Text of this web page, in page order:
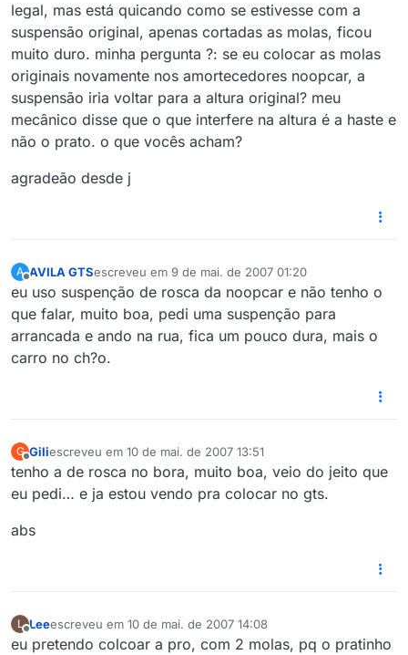
legal, mas está quicando como se estivesse com a
suspensão original, apenas cortadas as molas, ficou
muito duro. minha pergunta ?: se eu colocar as molas
originais novamente nos amortecedores noopcar, a
suspensão iria voltar para a altura original? meu
mecânico disse que o que interfere na altura é a haste e
não o prato. o que vocês acham?
agradeão desde j
A AVILA GTSescreveu em 9 de mai. de 2007 01:20
última edição por
eu uso suspenção de rosca da noopcar e não tenho o
que falar, muito boa, pedi uma suspenção para
arrancada e ando na rua, fica um pouco dura, mais o
carro no ch?o.
G
Offline
Giliescreveu em 10 de mai. de 2007 13:51
última edição por
tenho a de rosca no bora, muito boa, veio do jeito que
eu pedi… e ja estou vendo pra colocar no gts.
abs
L
Offline
Leeescreveu em 10 de mai. de 2007 14:08
última edição por
eu pretendo colcoar a pro, com 2 molas, pq o pratinho